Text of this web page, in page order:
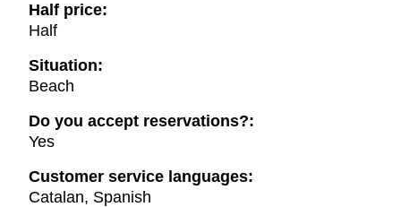
Half price:
Half
Situation:
Beach
Do you accept reservations?:
Yes
Customer service languages:
Catalan, Spanish